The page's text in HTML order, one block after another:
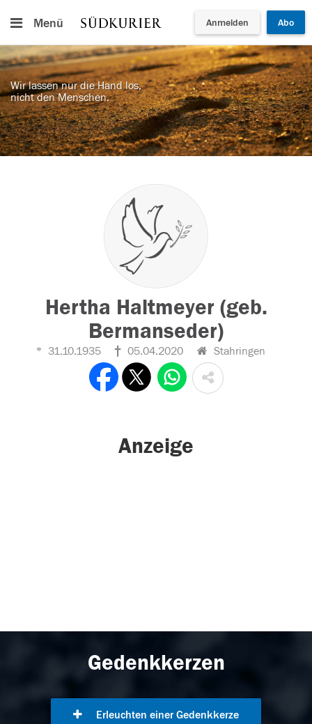
Menü Anmelden Abo
Wir lassen nur die Hand los,
nicht den Menschen.
Hertha Haltmeyer (geb.
Bermanseder)
31.10.1935 05.04.2020 Stahringen
Anzeige
Gedenkkerzen
Erleuchten einer Gedenkkerze